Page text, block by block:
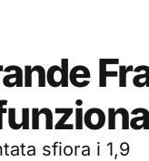
sfiora i 1,9